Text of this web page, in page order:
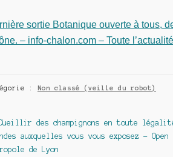
sortie Botanique ouverte à tous,
– info-chalon.com – Toute
: Non classé (veille du robot)
:
des champignons en toute
auxquelles vous vous exposez – Open
de Lyon